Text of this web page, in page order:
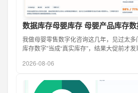
数据库存母婴库存 母婴产品库存
我做母婴零售数字化咨询这几年，见过太多
库存数字”当成“真实库存”，结果大促前才
2026-08-06